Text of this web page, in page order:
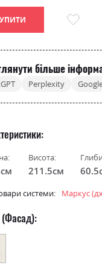
більше
Perplexity
Висота:
211.5см
системи: Маркус
(Фасад):